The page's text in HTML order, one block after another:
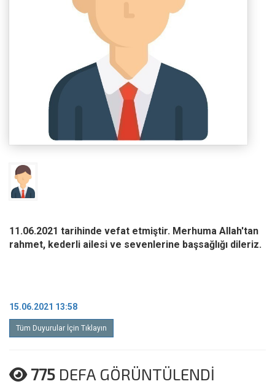
11.06.2021 tarihinde vefat etmiştir. Merhuma Allah'tan
rahmet, kederli ailesi ve sevenlerine başsağlığı dileriz.
15.06.2021 13:58
Tüm Duyurular İçin Tıklayın
775 DEFA GÖRÜNTÜLENDİ